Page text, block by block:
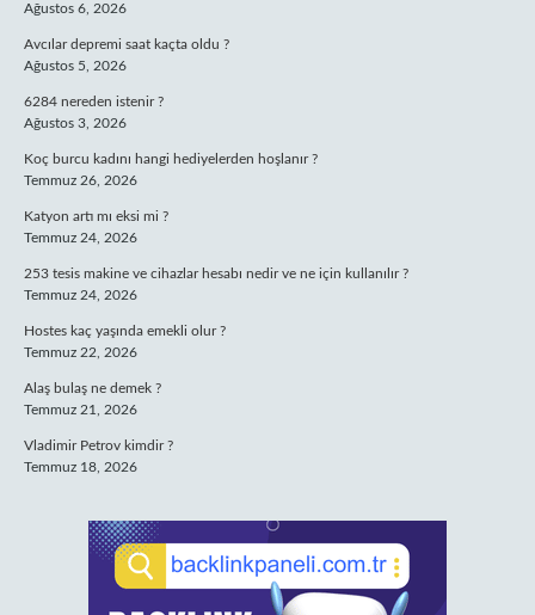
Ağustos 6, 2026
Avcılar depremi saat kaçta oldu ?
Ağustos 5, 2026
6284 nereden istenir ?
Ağustos 3, 2026
Koç burcu kadını hangi hediyelerden hoşlanır ?
Temmuz 26, 2026
Katyon artı mı eksi mi ?
Temmuz 24, 2026
253 tesis makine ve cihazlar hesabı nedir ve ne için kullanılır ?
Temmuz 24, 2026
Hostes kaç yaşında emekli olur ?
Temmuz 22, 2026
Alaş bulaş ne demek ?
Temmuz 21, 2026
Vladimir Petrov kimdir ?
Temmuz 18, 2026